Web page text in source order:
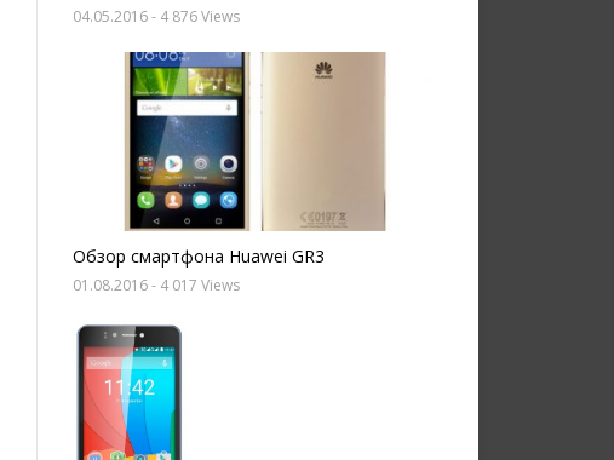
04.05.2016- 4 876 Views
Обзор смартфона Huawei GR3
01.08.2016- 4 017 Views